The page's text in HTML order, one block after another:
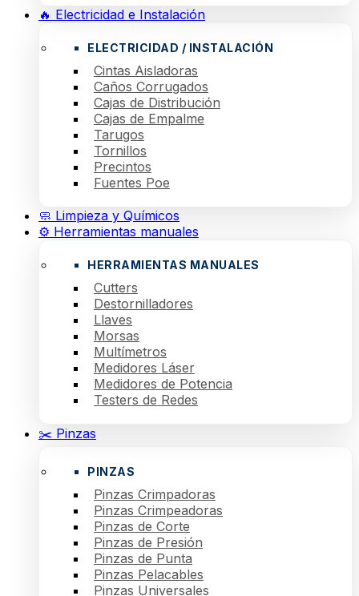
🔥 Electricidad e Instalación
ELECTRICIDAD / INSTALACIÓN
Cintas Aisladoras
Caños Corrugados
Cajas de Distribución
Cajas de Empalme
Tarugos
Tornillos
Precintos
Fuentes Poe
🧼 Limpieza y Químicos
⚙️ Herramientas manuales
HERRAMIENTAS MANUALES
Cutters
Destornilladores
Llaves
Morsas
Multímetros
Medidores Láser
Medidores de Potencia
Testers de Redes
✂️ Pinzas
PINZAS
Pinzas Crimpadoras
Pinzas Crimpeadoras
Pinzas de Corte
Pinzas de Presión
Pinzas de Punta
Pinzas Pelacables
Pinzas Universales